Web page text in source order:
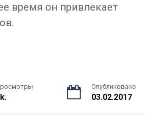
время он привлекает
Опубликовано
03.02.2017